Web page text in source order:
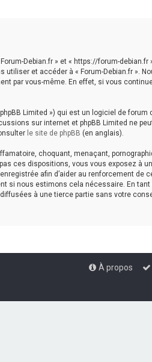
Debian.fr » et « https://forum-
et accéder à « Forum-Debian.fr ».
par vous-même. En effet, si vous
Limited ») qui est un logiciel de
sur internet et phpBB Limited ne
le site de phpBB (en anglais).
choquant, menaçant,
ces dispositions, vous vous exposez
afin d’aider au renforcement
si nous estimons cela nécessaire. En
à une tierce partie sans votre
À propos